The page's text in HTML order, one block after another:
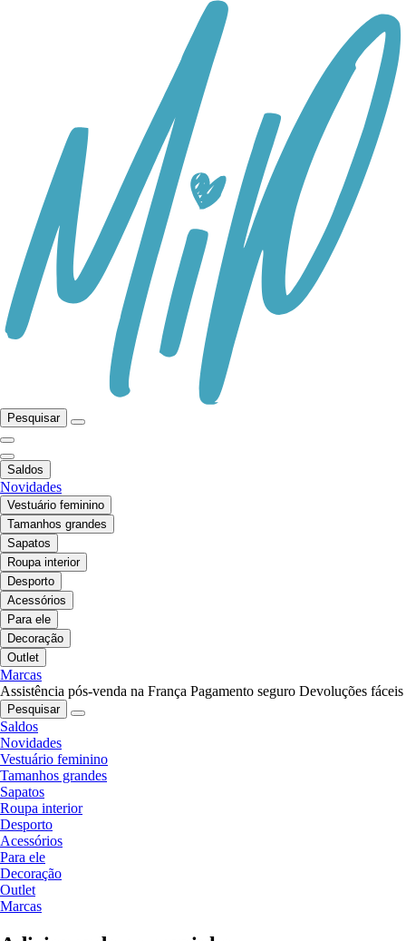
Pesquisar
Saldos
Novidades
Vestuário feminino
Tamanhos grandes
Sapatos
Roupa interior
Desporto
Acessórios
Para ele
Decoração
Outlet
Marcas
Assistência pós-venda na França Pagamento seguro Devoluções fáceis
Pesquisar
Saldos
Novidades
Vestuário feminino
Tamanhos grandes
Sapatos
Roupa interior
Desporto
Acessórios
Para ele
Decoração
Outlet
Marcas